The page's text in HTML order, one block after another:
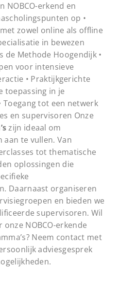
NOBCO-erkend en
op •
zowel online als offline
in bewezen
de Methode Hoogendijk •
voor intensieve
• Praktijkgerichte
toepassing in je
Toegang tot een netwerk
en supervisoren Onze
zijn ideaal om
te vullen. Van
tot thematische
oplossingen die
Daarnaast organiseren
en bieden we
supervisoren. Wil
NOBCO-erkende
Neem contact met
adviesgesprek